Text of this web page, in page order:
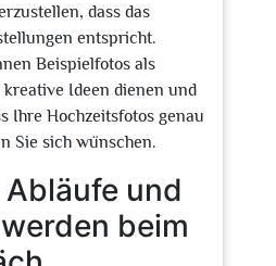
dass das
entspricht.
Beispielfotos als
Ideen dienen und
Ihre Hochzeitsfotos genau
Sie sich wünschen.
Abläufe und
beim